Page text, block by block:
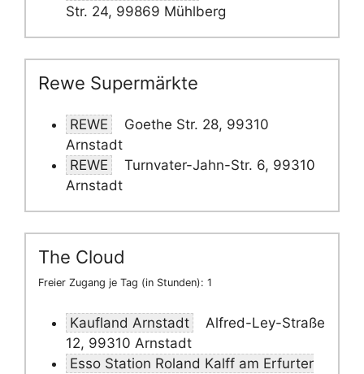
Str. 24, 99869 Mühlberg
Rewe Supermärkte
REWE
Goethe Str. 28, 99310
Arnstadt
REWE
Turnvater-Jahn-Str. 6, 99310
Arnstadt
The Cloud
Freier Zugang je Tag (in Stunden): 1
Kaufland Arnstadt
Alfred-Ley-Straße
12, 99310 Arnstadt
Esso Station Roland Kalff am Erfurter